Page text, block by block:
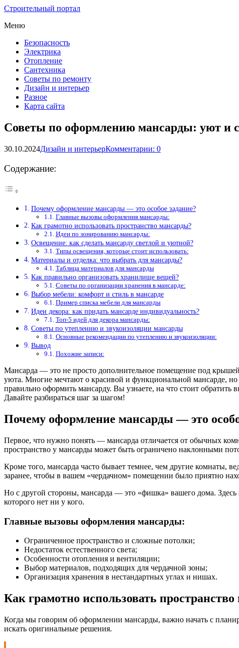
Строительный портал
Меню
Безопасность
Электрика
Отопление
Сантехника
Советы по ремонту
Дизайн и интерьер
Разное
Карта сайта
Советы по оформлению мансарды: уют и
30.10.2024Дизайн и интерьерКомментарии: 0
Содержание:
Почему оформление мансарды — это особое задание?
Главные вызовы оформления мансарды:
Как грамотно использовать пространство мансарды?
Идеи по зонированию мансарды:
Освещение: как сделать мансарду светлой и уютной?
Типы освещения, которые стоит использовать:
Материалы и отделка: что выбрать для мансарды?
Таблица материалов для мансарды
Как правильно организовать хранилище вещей?
Советы по организации хранения в мансарде:
Выбор мебели: комфорт и стиль в мансарде
Пример списка мебели для мансарды
Идеи декора: как придать мансарде индивидуальность?
Топ-5 идей для декора мансарды:
Советы по утеплению и звукоизоляции мансарды
Основные рекомендации по утеплению и звукоизоляции:
Вывод
Похожие записи:
Мансарда — это не просто дополнительное помещение под
уюта. Многие мечтают о красивой и функциональной мансарде,
правильно оформить мансарду. Вы узнаете, на что стоит
Давайте разбираться шаг за шагом!
Почему оформление мансарды — это
Первое, что нужно понять — мансарда отличается от обычных
пространство у мансарды может быть ограничено наклонными
Кроме того, мансарда часто бывает темнее, чем другие комнаты,
заранее, чтобы в вашем «чердачном» помещении было приятно
Но с другой стороны, мансарда — это «фишка» вашего дома.
которого нет ни у кого.
Главные вызовы оформления мансарды:
Ограниченное пространство и сложные потолки;
Недостаток естественного света;
Особенности отопления и вентиляции;
Выбор материалов, подходящих для чердачной зоны;
Организация хранения в нестандартных углах и нишах.
Как грамотно использовать
Когда мы говорим об оформлении мансарды, важно начать с
искать оригинальные решения.